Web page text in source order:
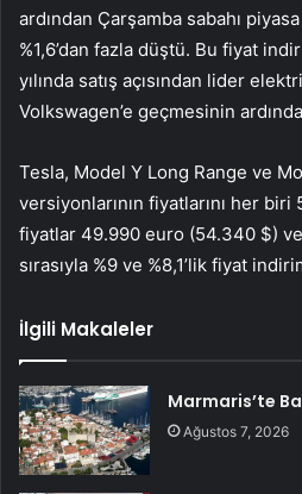
ardından Çarşamba sabahı piyasa
%1,6’dan fazla düştü. Bu fiyat
yılında satış açısından lider
Volkswagen’e geçmesinin
Tesla, Model Y Long Range ve
versiyonlarının fiyatlarını her
fiyatlar 49.990 euro (54.340 $)
sırasıyla %9 ve %8,1’lik fiyat
İlgili Makaleler
Marmaris’te
Ağustos 7, 2026